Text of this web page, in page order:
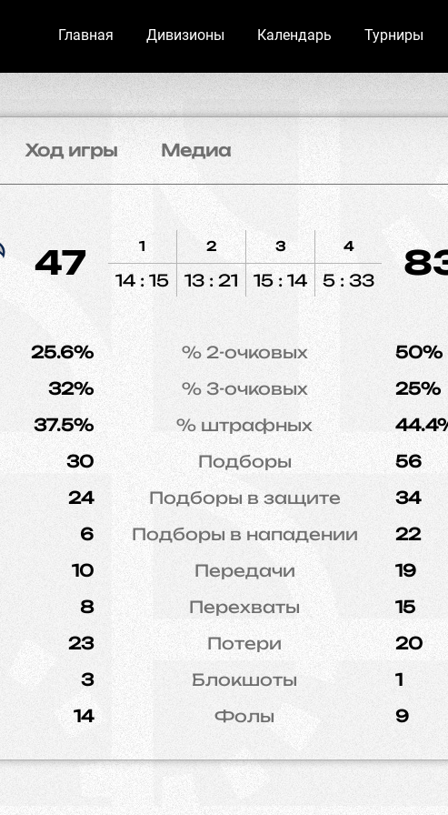
Главная Дивизионы Календарь Турниры
Ход игры Медиа
47 1
14 : 15
2
13 : 21
3
15 : 14
4
5 : 33
25.6% % 2-очковых
50%
32%
% 3-очковых
25%
37.5%
% штрафных
30
Подборы
56
24
Подборы в защите
34
6
Подборы в нападении
22
10
Передачи
19
8
Перехваты
15
23
Потери
20
3
Блокшоты
1
14
Фолы 9